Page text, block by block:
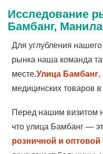
Исследование
Бамбанг, Манила
Для углубления
рынка наша команда
месте.Улица Бамбанг,
медицинских товаров
Перед нашим визитом
что улица Бамбанг —
розничной и оптовой